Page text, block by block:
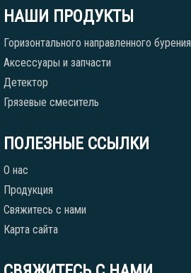
НАШИ ПРОДУКТЫ
Горизонтального направленного бурения
Аксессуары и запчасти
Детектор
Грязевые смеситель
ПОЛЕЗНЫЕ ССЫЛКИ
О нас
Продукция
Свяжитесь с нами
Карта сайта